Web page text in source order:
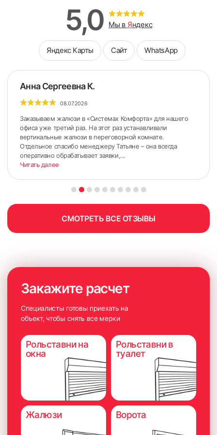
ШИРИНА измеряется по стыкам Штапика и Рамы (по
нижнему и верхнему краю);
ВЫСОТА измеряется по стыкам Штапика и Рамы (по
правому и левому краю).
6. Приложить короб к окну и выровнять нижнюю часть
короба по сделанным ранее меткам на штапиках.
5,0 Мы в Яндекс
Яндекс Карты Сайт WhatsApp
Анна Сергеевна К.
08.07.2026
Заказываем жалюзи в «Системах Комфорта» для нашего
офиса уже третий раз. На этот раз устанавливали
вертикальные жалюзи в переговорной комнате.
Отдельное спасибо менеджеру Татьяне – она всегда
оперативно обрабатывает заявки,...
Читать далее
СМОТРЕТЬ ВСЕ ОТЗЫВЫ
Закажите расчет
Специалисты готовы приехать на
объект, чтобы снять все мерки
Рольставни на
окна
Рольставни в
туалет
Жалюзи Ворота